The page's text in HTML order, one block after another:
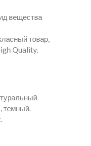
вещества
товар,
Quality.
темный.